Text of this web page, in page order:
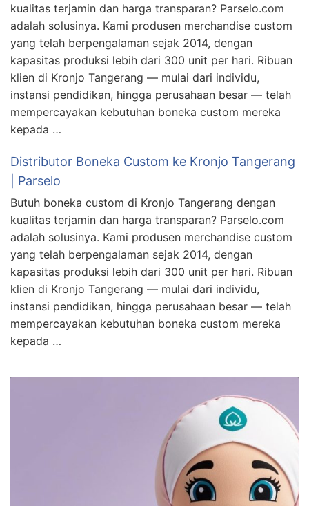
kualitas terjamin dan harga transparan? Parselo.com
adalah solusinya. Kami produsen merchandise custom
yang telah berpengalaman sejak 2014, dengan
kapasitas produksi lebih dari 300 unit per hari. Ribuan
klien di Kronjo Tangerang — mulai dari individu,
instansi pendidikan, hingga perusahaan besar — telah
mempercayakan kebutuhan boneka custom mereka
kepada …
Distributor Boneka Custom ke Kronjo Tangerang
| Parselo
Butuh boneka custom di Kronjo Tangerang dengan
kualitas terjamin dan harga transparan? Parselo.com
adalah solusinya. Kami produsen merchandise custom
yang telah berpengalaman sejak 2014, dengan
kapasitas produksi lebih dari 300 unit per hari. Ribuan
klien di Kronjo Tangerang — mulai dari individu,
instansi pendidikan, hingga perusahaan besar — telah
mempercayakan kebutuhan boneka custom mereka
kepada …